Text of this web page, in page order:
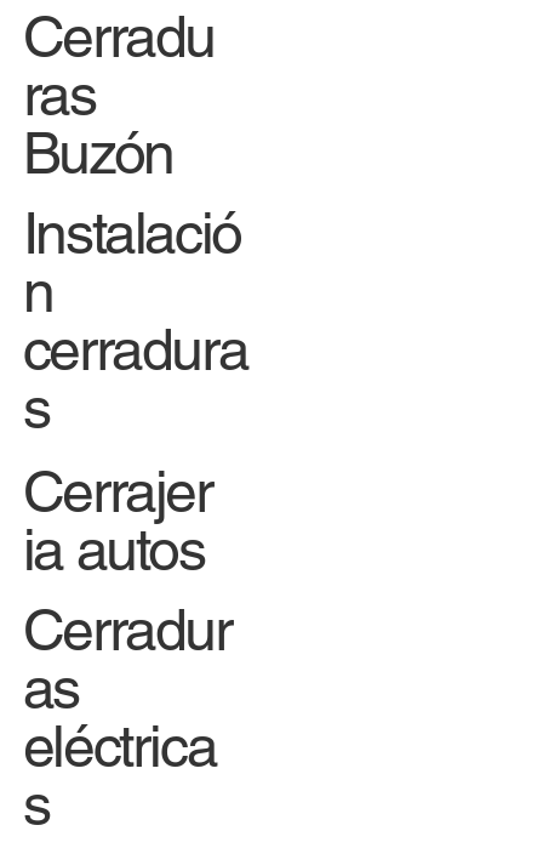
Cerradu
ras
Buzón
Instalació
n
cerradura
s
Cerrajer
ia autos
Cerradur
as
eléctrica
s